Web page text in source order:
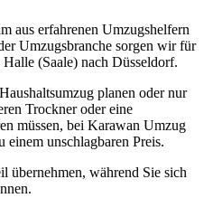
aus erfahrenen Umzugshelfern
Umzugsbranche sorgen wir für
(Saale) nach Düsseldorf.
planen oder nur
Trockner oder eine
müssen, bei Karawan Umzug
einem unschlagbaren Preis.
übernehmen, während Sie sich